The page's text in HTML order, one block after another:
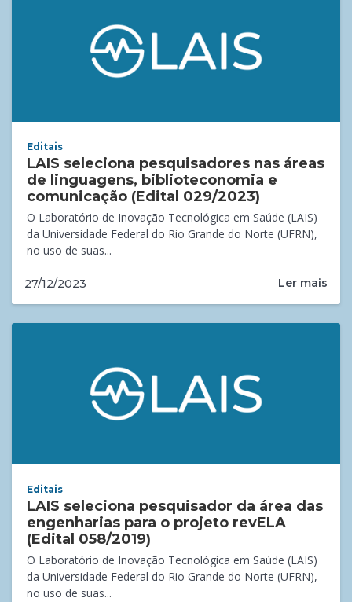
Editais
LAIS seleciona pesquisadores nas áreas
de linguagens, biblioteconomia e
comunicação (Edital 029/2023)
O Laboratório de Inovação Tecnológica em Saúde (LAIS)
da Universidade Federal do Rio Grande do Norte (UFRN),
no uso de suas...
27/12/2023 Ler mais
Editais
LAIS seleciona pesquisador da área das
engenharias para o projeto revELA
(Edital 058/2019)
O Laboratório de Inovação Tecnológica em Saúde (LAIS)
da Universidade Federal do Rio Grande do Norte (UFRN),
no uso de suas...